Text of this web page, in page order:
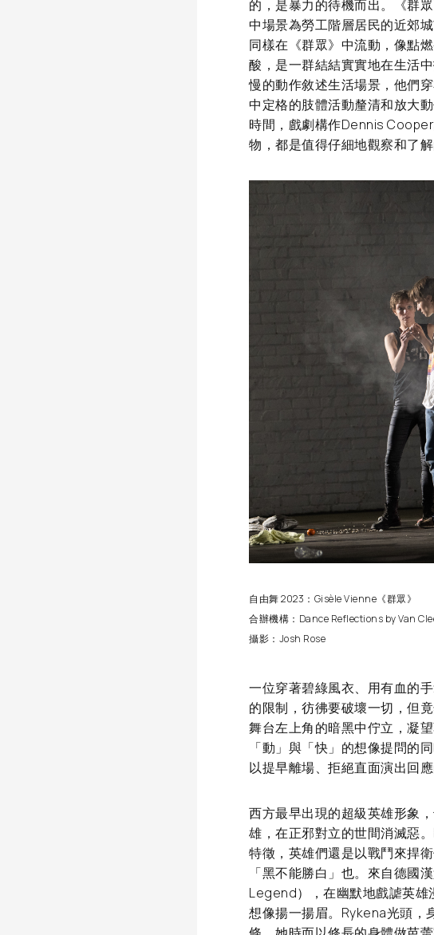
的，是暴力的待機而出。《群
中場景為勞工階層居民的近郊
同樣在《群眾》中流動，像點
酸，是一群結結實實地在生活
慢的動作敘述生活場景，他們
中定格的肢體活動釐清和放大
時間，戲劇構作Dennis
物，都是值得仔細地觀察和了解
自由舞 2023：Gisèle Vienne《群眾》
合辦機構：Dance Reflections by Van
攝影：Josh Rose
一位穿著碧綠風衣、用有血的
的限制，彷彿要破壞一切，但
舞台左上角的暗黑中佇立，凝
「動」與「快」的想像提問的
以提早離場、拒絕直面演出回
西方最早出現的超級英雄形象
雄，在正邪對立的世間消滅惡
特徵，英雄們還是以戰鬥來捍
「黑不能勝白」也。來自德國
Legend），在幽默地戲謔英雄
想像揚一揚眉。Rykena光頭，